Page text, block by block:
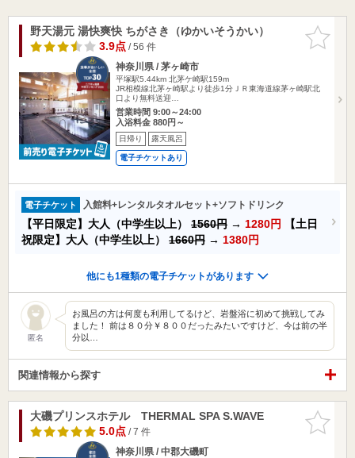
お気に入
りに追加
野天湯元 湯快爽快 ちがさき（ゆかいそうかい）
3.9点/ 56 件
神奈川県 / 茅ヶ崎市
平塚駅5.44km 北茅ケ崎駅159m
JR相模線北茅ヶ崎駅より徒歩1分ＪＲ東海道線茅ヶ崎駅北
口より無料送迎…
営業時間 9:00～24:00
入浴料金 880円～
日帰り 露天風呂
電子チケットあり
電子チケット 入館料+レンタルタオルセット+ソフトドリンク
【平日限定】大人（中学生以上） 1560円 → 1280円
【土日
祝限定】大人（中学生以上） 1660円 → 1380円
他にも1種類の電子チケットがあります
匿名
お風呂の方は何度も利用してるけど、岩盤浴に初めて挑戦してみ
ました！ 前は８０分￥８００だったみたいですけど、今は前の半
分以…
関連情報から探す
お気に入
りに追加
大磯プリンスホテル THERMAL SPA S.WAVE
5.0点/ 7 件
神奈川県 / 中郡大磯町